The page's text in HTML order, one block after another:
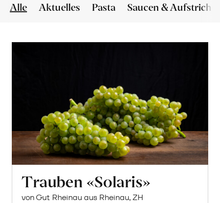
Alle Aktuelles Pasta Saucen & Aufstriche
Trauben «Solaris»
von Gut Rheinau aus Rheinau, ZH